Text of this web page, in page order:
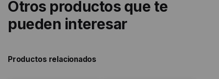
Otros productos que te
pueden interesar
Productos relacionados